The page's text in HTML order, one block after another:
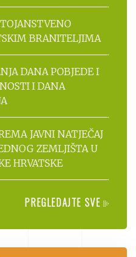
BRANITELJIMA
DANA POBJEDE I
I DANA
JAVNI NATJEČAJ
ZEMLJIŠTA U
HRVATSKE
PREGLEDAJTE SVE